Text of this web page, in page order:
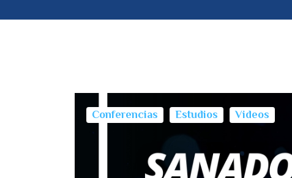
Conferencias Estudios Videos